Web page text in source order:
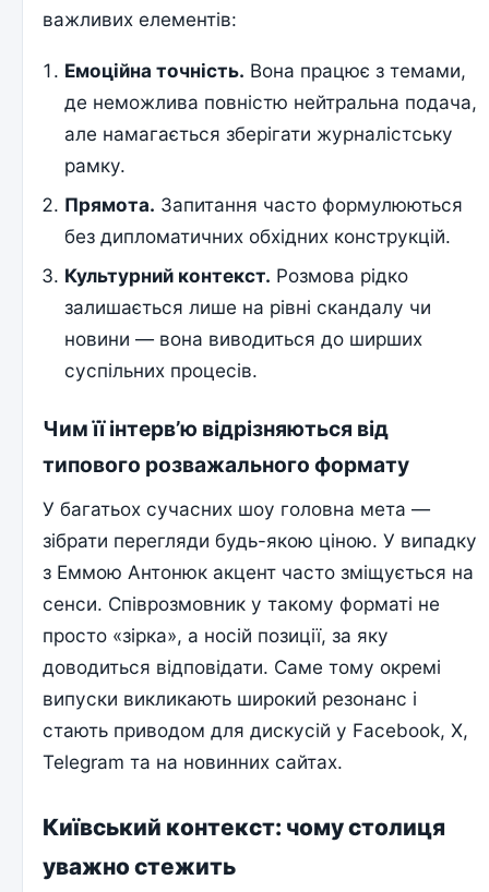
важливих елементів:
Емоційна точність. Вона працює з темами,
де неможлива повністю нейтральна подача,
але намагається зберігати журналістську
рамку.
Прямота. Запитання часто формулюються
без дипломатичних обхідних конструкцій.
Культурний контекст. Розмова рідко
залишається лише на рівні скандалу чи
новини — вона виводиться до ширших
суспільних процесів.
Чим її інтерв’ю відрізняються від
типового розважального формату
У багатьох сучасних шоу головна мета —
зібрати перегляди будь-якою ціною. У випадку
з Еммою Антонюк акцент часто зміщується на
сенси. Співрозмовник у такому форматі не
просто «зірка», а носій позиції, за яку
доводиться відповідати. Саме тому окремі
випуски викликають широкий резонанс і
стають приводом для дискусій у Facebook, X,
Telegram та на новинних сайтах.
Київський контекст: чому столиця
уважно стежить